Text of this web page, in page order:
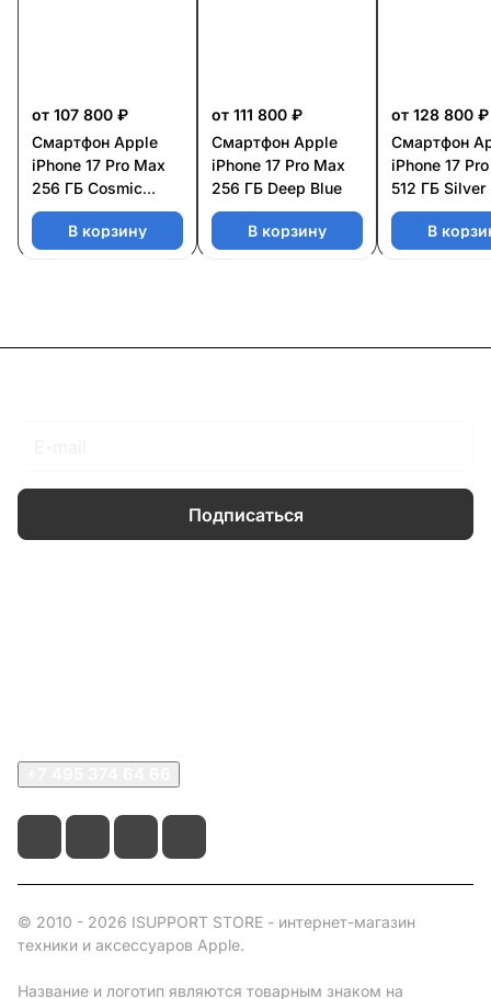
от 107 800 ₽
Смартфон Apple
iPhone 17 Pro Max
256 ГБ Cosmic
Orange
В корзину
от 111 800 ₽
Смартфон Apple
iPhone 17 Pro Max
256 ГБ Deep Blue
В корзину
от 128 800 ₽
Смартфон
iPhone 17
512 ГБ Silver
В
Подписаться
© 2010 - 2026 ISUPPORT STORE - интернет-магазин
техники и аксессуаров Apple.
Название и логотип являются товарным знаком на